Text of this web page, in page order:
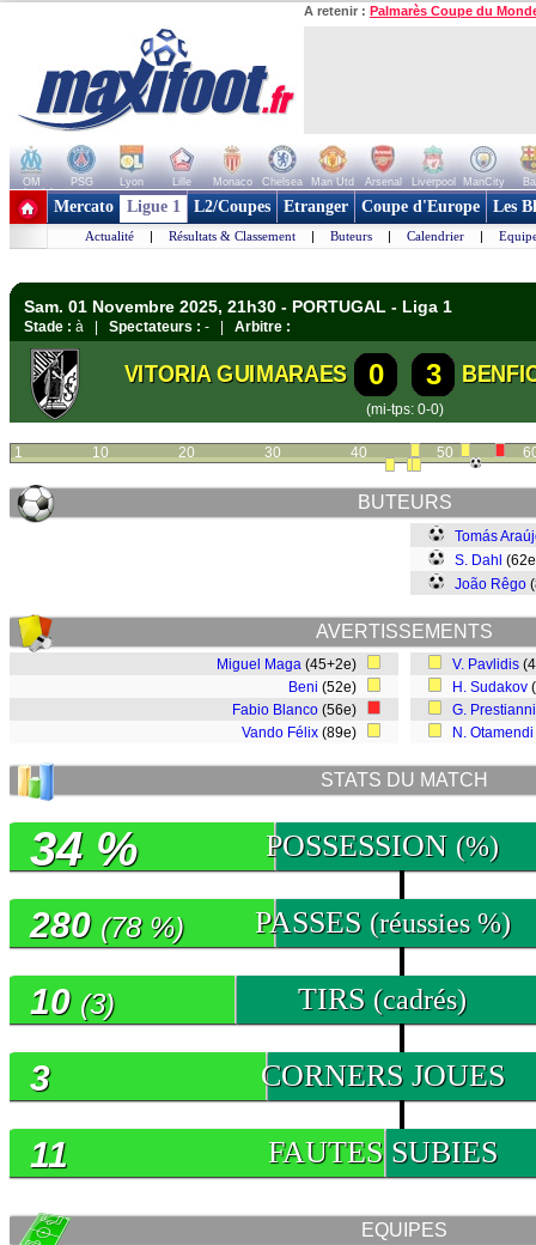
A retenir : Palmarès Coupe du
OM PSG Lyon Lille Monaco Chelsea Man Utd Arsenal Liverpool ManCity
+ de clubs
Mercato Ligue 1 L2/Coupes Etranger Coupe d'Europe Les
Actualité | Résultats & Classement | Buteurs | Calendrier |
Sam. 01 Novembre 2025, 21h30 - PORTUGAL - Liga 1
Stade : à | Spectateurs : - | Arbitre :
VITORIA GUIMARAES 0 3
(mi-tps: 0-0)
1 10 20 30 40 50
BUTEURS
Tomás
S. Dahl
João Rêgo
AVERTISSEMENTS
Miguel Maga (45+2e)
Beni (52e)
Fabio Blanco (56e)
Vando Félix (89e)
V. Pavlidis
H. Sudakov
G. Prestianni
N. Otamendi
STATS DU MATCH
POSSESSION (%)
34 %
PASSES (réussies %)
280 (78 %)
TIRS (cadrés)
10 (3)
CORNERS JOUES
3
FAUTES SUBIES
11
EQUIPES